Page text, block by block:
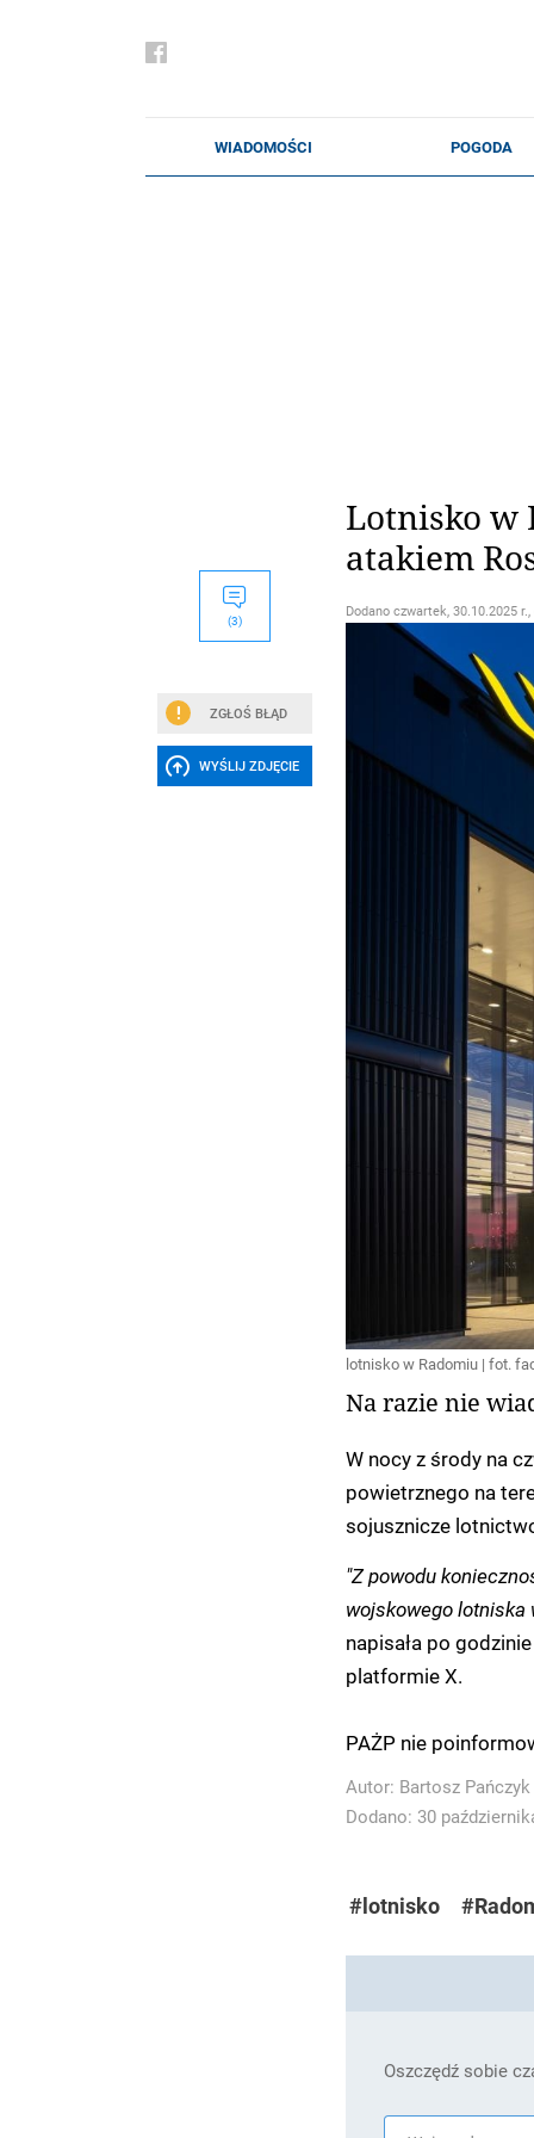
(3)
ZGŁOŚ BŁĄD
WYŚLIJ ZDJĘCIE
Lotnisko w
atakiem
Dodano czwartek, 30.10.2025 r.,
lotnisko w Radomiu | fot.
Na razie nie
W nocy z środy na
powietrznego na
sojusznicze
"Z powodu
wojskowego lotniska
napisała po
platformie X.
PAŻP nie
Autor: Bartosz Pańczyk
Dodano: 30
#lotnisko
Oszczędź sobie